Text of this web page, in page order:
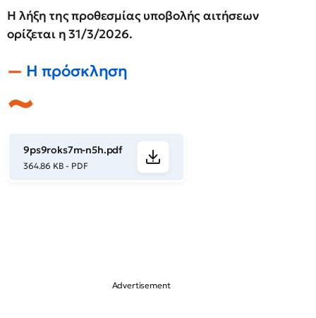
Η λήξη της προθεσμίας υποβολής αιτήσεων
ορίζεται η 31/3/2026.
Η πρόσκληση
9ps9roks7m-n5h.pdf
364.86 KB - PDF